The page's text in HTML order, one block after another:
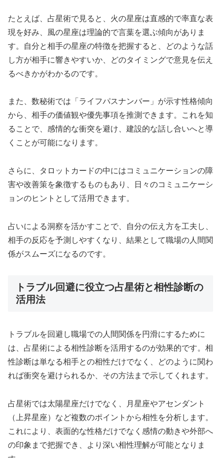
たとえば、占星術で見ると、火の星座は直感的で率直な表
現を好み、風の星座は理論的で言葉を選ぶ傾向がありま
す。自分と相手の星座の特徴を把握すると、どのような話
し方が相手に響きやすいか、どのタイミングで意見を伝え
るべきかがわかるのです。
また、数秘術では「ライフパスナンバー」が示す性格傾向
から、相手の価値観や優先事項を推測できます。これを知
ることで、感情的な衝突を避け、建設的な話し合いへと導
くことが可能になります。
さらに、タロットカードの中にはコミュニケーションの障
害や改善策を象徴するものもあり、日々のコミュニケーシ
ョンのヒントとして活用できます。
占いによる洞察を活かすことで、自分の伝え方を工夫し、
相手の反応を予測しやすくなり、結果として職場の人間関
係がスムーズになるのです。
トラブル回避に役立つ占星術と相性診断の
活用法
トラブルを回避し職場での人間関係を円滑にするために
は、占星術による相性診断を活用するのが効果的です。相
性診断は単なる相手との相性だけでなく、どのように関わ
れば衝突を避けられるか、その方法まで示してくれます。
占星術では太陽星座だけでなく、月星座やアセンダント
（上昇星座）など複数のポイントから相性を分析します。
これにより、表面的な性格だけでなく感情の動きや外部へ
の印象まで把握でき、より深い相性理解が可能となりま